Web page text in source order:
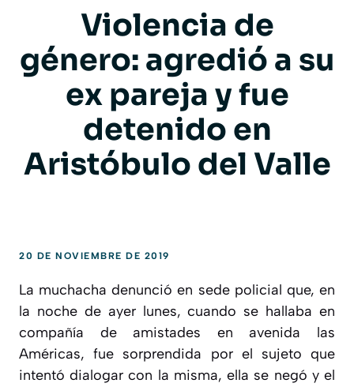
Violencia de
género: agredió a su
ex pareja y fue
detenido en
Aristóbulo del Valle
20 DE NOVIEMBRE DE 2019
La muchacha denunció en sede policial que, en
la noche de ayer lunes, cuando se hallaba en
compañía de amistades en avenida las
Américas, fue sorprendida por el sujeto que
intentó dialogar con la misma, ella se negó y el